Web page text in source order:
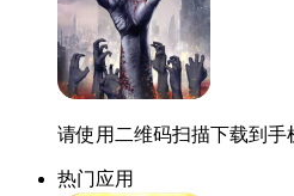
请使用二维码扫描下载到手
热门应用